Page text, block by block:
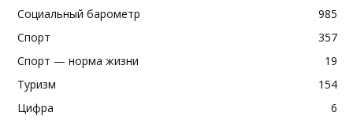
Социальный барометр
985
Спорт
357
Спорт — норма жизни
19
Туризм
154
Цифра
6